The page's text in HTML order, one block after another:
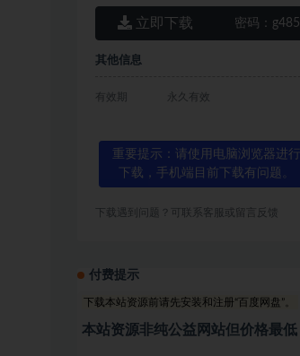
立即下载 密码： g485
其他信息
有效期 永久有效
重要提示：请使用电脑浏览器进行
下载，手机端目前下载有问题。
下载遇到问题？可联系客服或留言反馈
付费提示
下载本站资源前请先安装和注册“百度网盘”。
本站资源非纯公益网站但价格最低